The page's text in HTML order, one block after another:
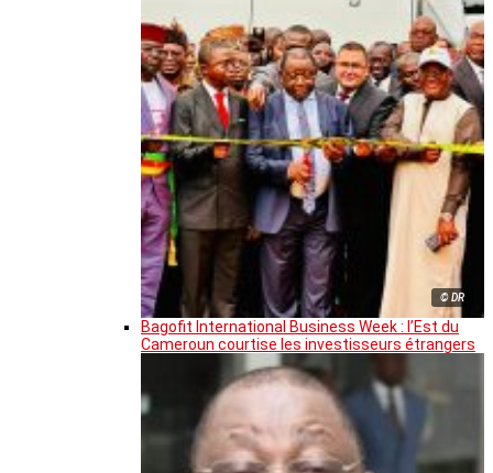
© DR
Bagofit International Business Week : l’Est du
Cameroun courtise les investisseurs étrangers